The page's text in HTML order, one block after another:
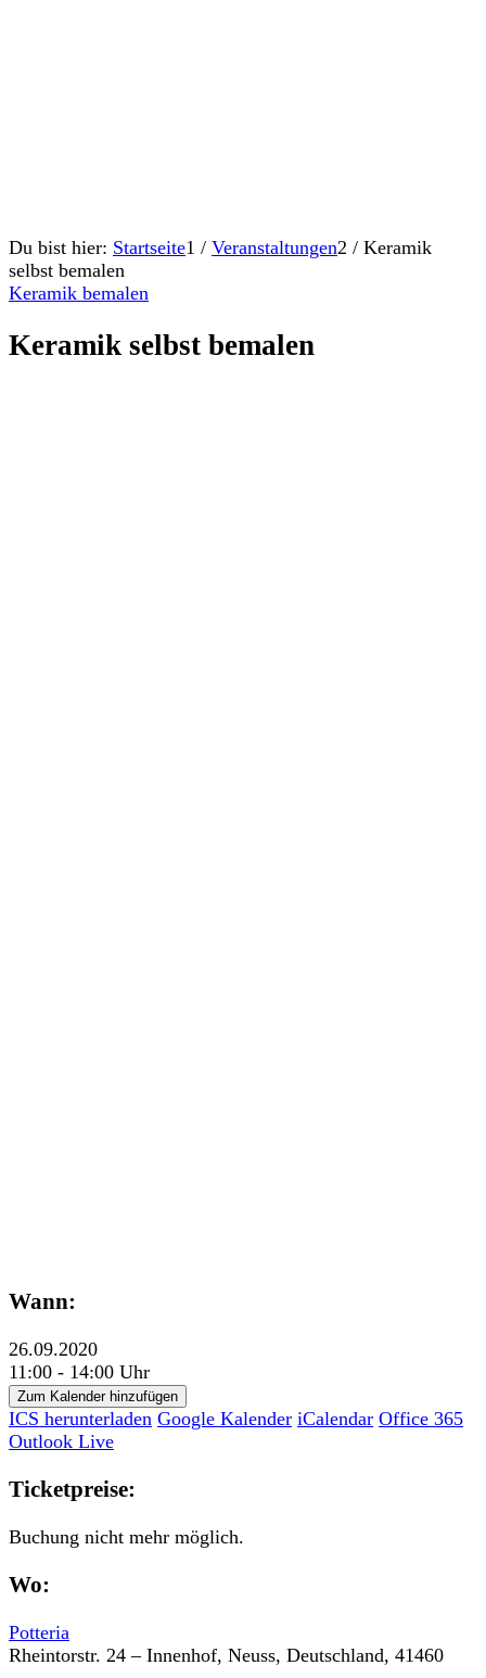
Du bist hier: Startseite1 / Veranstaltungen2 / Keramik
selbst bemalen
Keramik bemalen
Keramik selbst bemalen
Wann:
26.09.2020
11:00 - 14:00 Uhr
Zum Kalender hinzufügen
ICS herunterladen Google Kalender iCalendar Office 365
Outlook Live
Ticketpreise:
Buchung nicht mehr möglich.
Wo:
Potteria
Rheintorstr. 24 – Innenhof, Neuss, Deutschland, 41460